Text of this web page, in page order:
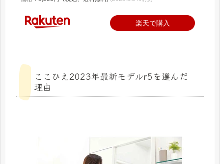
楽天で購入
ここひえ2023年最新モデルr5を選んだ
理由